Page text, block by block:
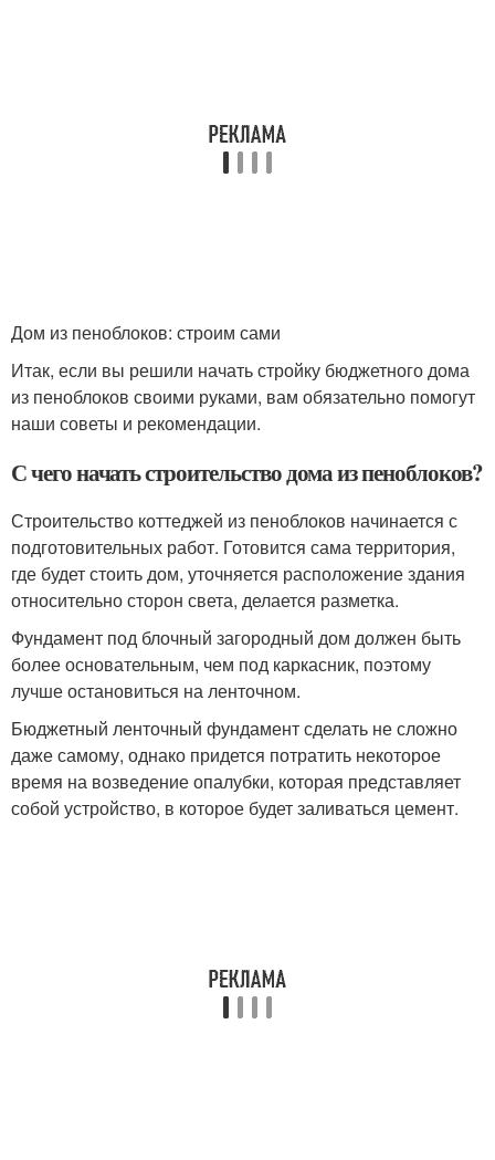
Дом из пеноблоков: строим сами
Итак, если вы решили начать стройку бюджетного дома
из пеноблоков своими руками, вам обязательно помогут
наши советы и рекомендации.
С чего начать строительство дома из пеноблоков?
Строительство коттеджей из пеноблоков начинается с
подготовительных работ. Готовится сама территория,
где будет стоить дом, уточняется расположение здания
относительно сторон света, делается разметка.
Фундамент под блочный загородный дом должен быть
более основательным, чем под каркасник, поэтому
лучше остановиться на ленточном.
Бюджетный ленточный фундамент сделать не сложно
даже самому, однако придется потратить некоторое
время на возведение опалубки, которая представляет
собой устройство, в которое будет заливаться цемент.